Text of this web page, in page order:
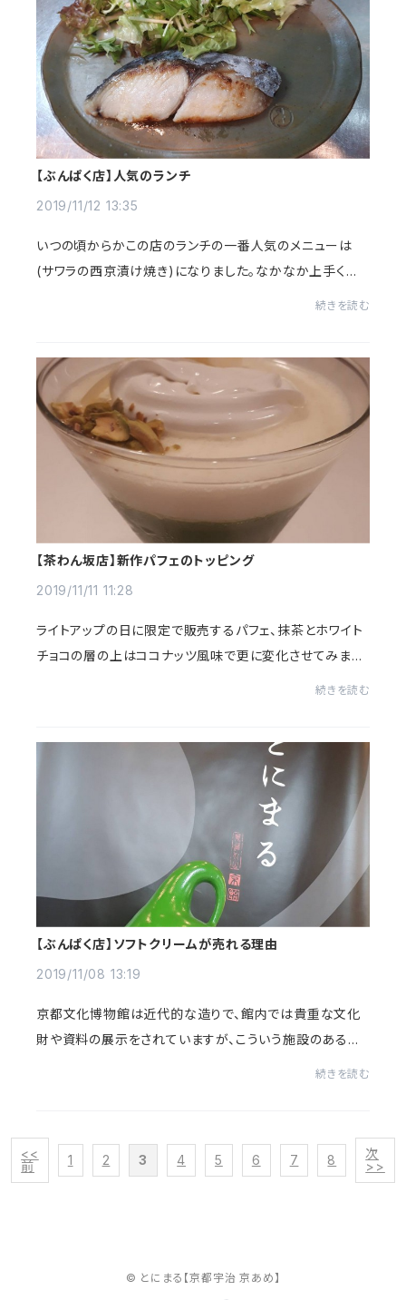
【ぶんぱく店】人気のランチ
2019/11/12 13:35
いつの頃からかこの店のランチの一番人気のメニューは
(サワラの西京漬け焼き)になりました。なかなか上手く焼く
続きを読む
【茶わん坂店】新作パフェのトッピング
2019/11/11 11:28
ライトアップの日に限定で販売するパフェ、抹茶とホワイト
チョコの層の上はココナッツ風味で更に変化させてみまし
続きを読む
【ぶんぱく店】ソフトクリームが売れる理由
2019/11/08 13:19
京都文化博物館は近代的な造りで、館内では貴重な文化
財や資料の展示をされていますが、こういう施設のあるあ
続きを読む
<<
前
1 2 3 4 5 6 7 8
次
>>
© とにまる【京都宇治 京あめ】